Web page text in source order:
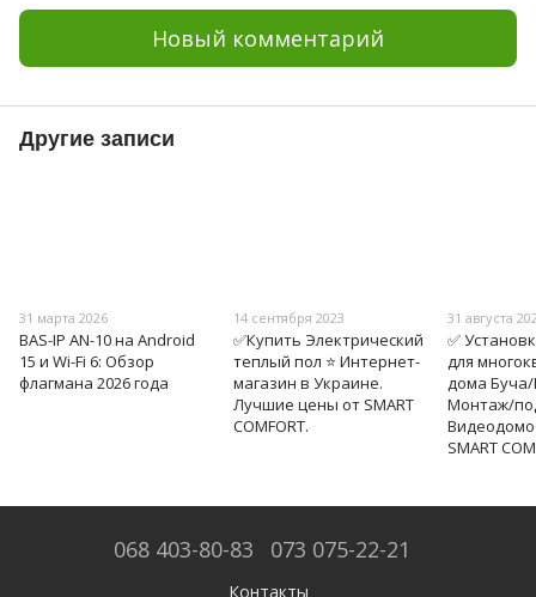
Новый комментарий
Другие записи
31 марта 2026
BAS-IP AN-10 на Android
15 и Wi-Fi 6: Обзор
флагмана 2026 года
14 сентября 2023
✅Купить Электрический
теплый пол ⭐ Интернет-
магазин в Украине.
Лучшие цены от SMART
COMFORT.
31 августа
✅
для
дома Буча/
Монтаж/
SMART
068 403-80-83 073 075-22-21
Контакты